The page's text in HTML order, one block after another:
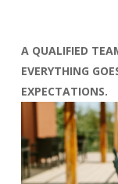
A QUALIFIED
EVERYTHING
EXPECTATIONS.